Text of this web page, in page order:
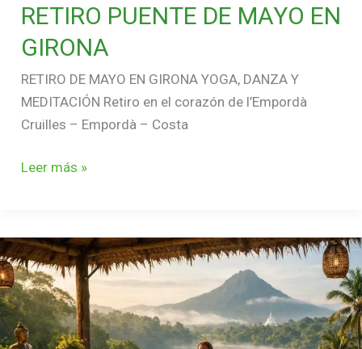
RETIRO PUENTE DE MAYO EN
GIRONA
RETIRO DE MAYO EN GIRONA YOGA, DANZA Y
MEDITACIÓN Retiro en el corazón de l’Empordà
Cruilles – Empordà – Costa
Leer más »
RETIRO
EN
SRI
LANKA